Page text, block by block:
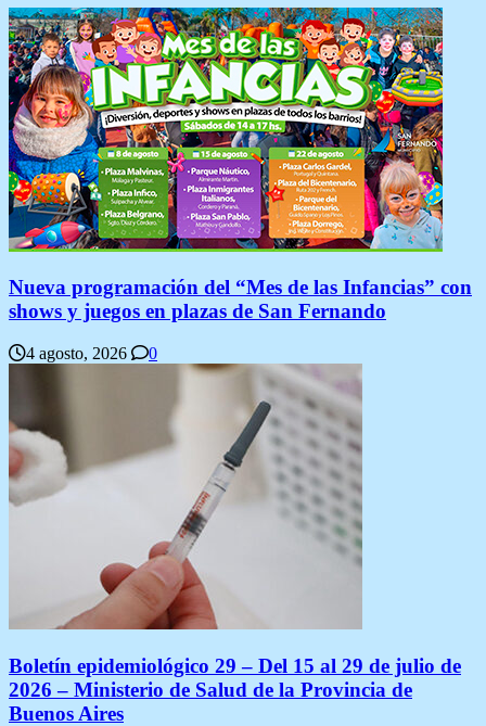
Nueva programación del “Mes de las Infancias” con
shows y juegos en plazas de San Fernando
4 agosto, 2026 0
Boletín epidemiológico 29 – Del 15 al 29 de julio de
2026 – Ministerio de Salud de la Provincia de
Buenos Aires